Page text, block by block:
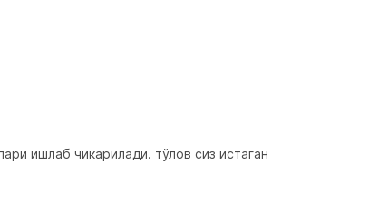
ишлаб чикарилади. тўлов сиз истаган